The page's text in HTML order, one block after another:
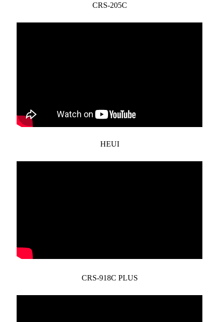
CRS-205C
HEUI
CRS-918C PLUS